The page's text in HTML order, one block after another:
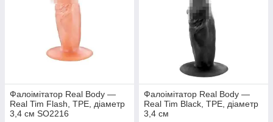
Фалоімітатор Real Body —
Real Tim Flash, TPE, діаметр
3,4 см SO2216
Фалоімітатор Real Body —
Real Tim Black, TPE, діаметр
3,4 см